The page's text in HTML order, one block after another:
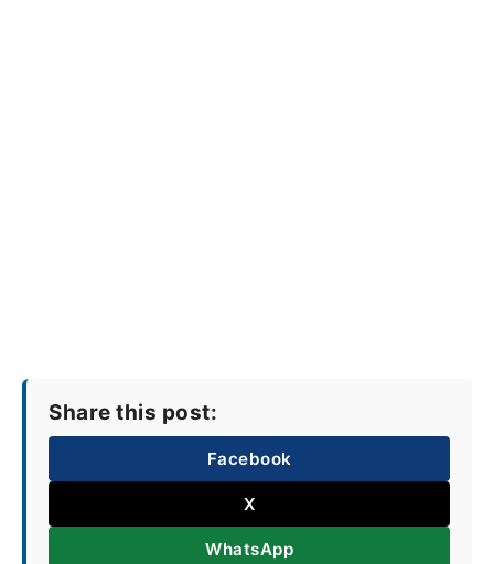
Share this post:
Facebook
X
WhatsApp